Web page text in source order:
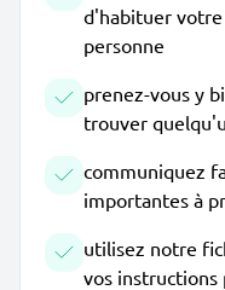
d'habituer
personne
prenez-vous y
trouver
communiquez
importantes à
utilisez notre
vos instructions